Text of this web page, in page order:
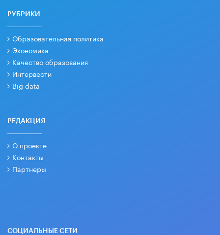
РУБРИКИ
Образовательная политика
Экономика
Качество образования
Интервести
Big data
РЕДАКЦИЯ
О проекте
Контакты
Партнеры
СОЦИАЛЬНЫЕ СЕТИ